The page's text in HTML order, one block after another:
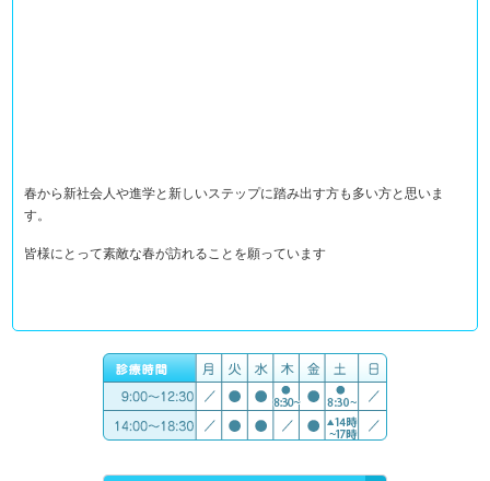
春から新社会人や進学と新しいステップに踏み出す方も多い方と思いま
す。
皆様にとって素敵な春が訪れることを願っています